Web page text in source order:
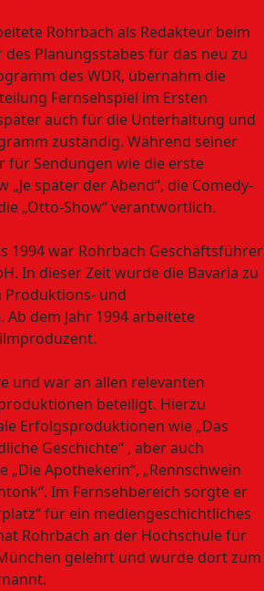
Rohrbach als Redakteur beim
des Planungsstabes für das neu zu
des WDR, übernahm die
Fernsehspiel im Ersten
auch für die Unterhaltung und
zuständig. Während seiner
für Sendungen wie die erste
„Je später der Abend“, die Comedy-
„Otto-Show“ verantwortlich.
1994 war Rohrbach Geschäftsführer
In dieser Zeit wurde die Bavaria zu
Produktions- und
dem Jahr 1994 arbeitete
und war an allen relevanten
beteiligt. Hierzu
Erfolgsproduktionen wie „Das
Geschichte“ , aber auch
„Die Apothekerin“, „Rennschwein
Im Fernsehbereich sorgte er
für ein mediengeschichtliches
Rohrbach an der Hochschule für
gelehrt und wurde dort zum